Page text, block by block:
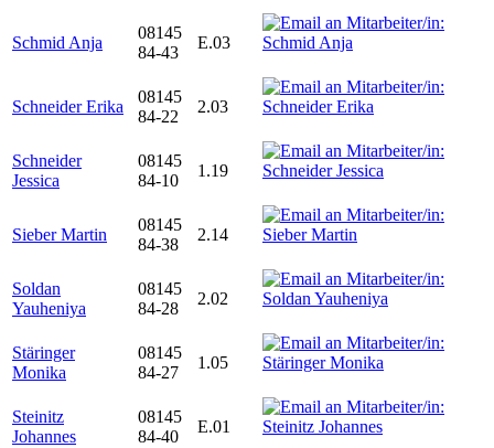
Schmid Anja
08145
84-43
E.03
Schneider Erika
08145
84-22
2.03
Schneider
Jessica
08145
84-10
1.19
Sieber Martin
08145
84-38
2.14
Soldan
Yauheniya
08145
84-28
2.02
Stäringer
Monika
08145
84-27
1.05
Steinitz
Johannes
08145
84-40
E.01